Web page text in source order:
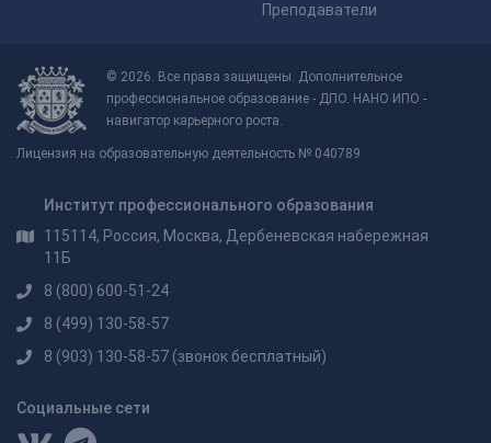
Преподаватели
© 2026. Все права защищены. Дополнительное
профессиональное образование - ДПО. НАНО ИПО -
навигатор карьерного роста.
Лицензия на образовательную деятельность № 040789
Институт профессионального образования
115114, Россия, Москва, Дербеневская набережная
11Б
8 (800) 600-51-24
8 (499) 130-58-57
8 (903) 130-58-57 (звонок бесплатный)
Социальные сети